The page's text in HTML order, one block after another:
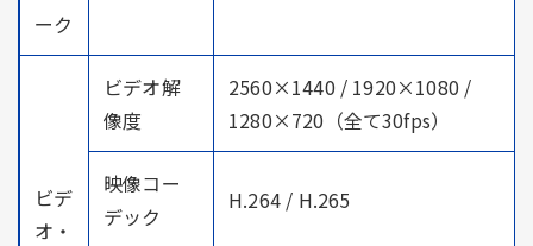
ーク
ビデ
オ・
ビデオ解
像度
2560×1440 / 1920×1080 /
1280×720（全て30fps）
映像コー
デック
H.264 / H.265